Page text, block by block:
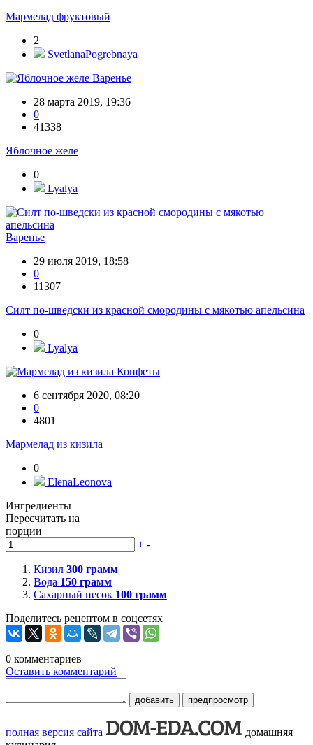
Мармелад фруктовый
2
SvetlanaPogrebnaya
Варенье
28 марта 2019, 19:36
0
41338
Яблочное желе
0
Lyalya
Варенье
29 июля 2019, 18:58
0
11307
Силт по-шведски из красной смородины с мякотью апельсина
0
Lyalya
Конфеты
6 сентября 2020, 08:20
0
4801
Мармелад из кизила
0
ElenaLeonova
Ингредиенты
Пересчитать на
порции
+ -
Кизил 300 грамм
Вода 150 грамм
Сахарный песок 100 грамм
Поделитесь рецептом в соцсетях
0 комментариев
Оставить комментарий
добавить предпросмотр
полная версия сайта
домашняя